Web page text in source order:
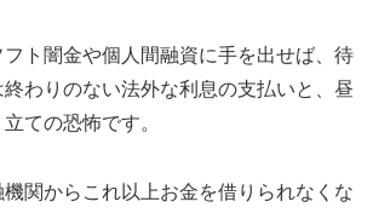
ト闇金や個人間融資に手を出せば、待
わりのない法外な利息の支払いと、昼
ての恐怖です。
機関からこれ以上お金を借りられなくな